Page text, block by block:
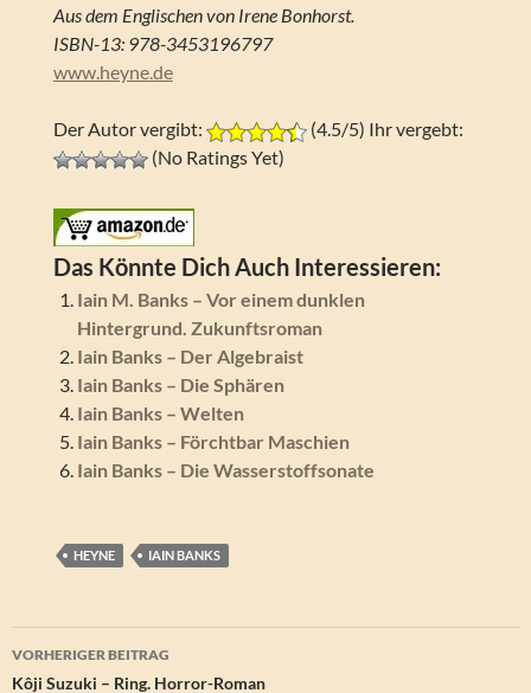
Aus dem Englischen von Irene Bonhorst.
ISBN-13: 978-3453196797
www.heyne.de
Der Autor vergibt:
(4.5/5) Ihr vergebt:
(No Ratings Yet)
Das Könnte Dich Auch Interessieren:
Iain M. Banks – Vor einem dunklen
Hintergrund. Zukunftsroman
Iain Banks – Der Algebraist
Iain Banks – Die Sphären
Iain Banks – Welten
Iain Banks – Förchtbar Maschien
Iain Banks – Die Wasserstoffsonate
HEYNE IAIN BANKS
Beitragsnavigation
VORHERIGER BEITRAG
Kôji Suzuki – Ring. Horror-Roman